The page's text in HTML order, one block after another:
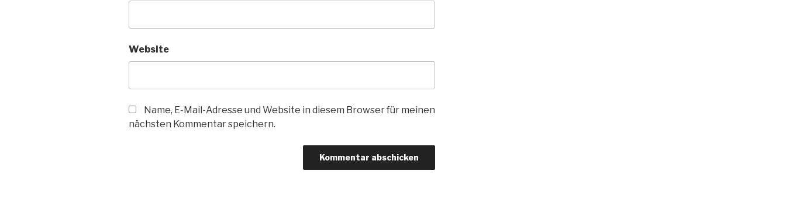
Website
Name, E-Mail-Adresse und Website in diesem Browser für meinen
nächsten Kommentar speichern.